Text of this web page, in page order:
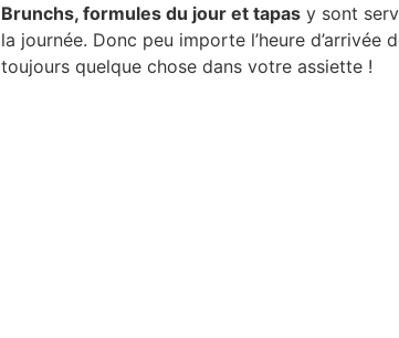
Brunchs, formules du jour et tapas y sont
la journée. Donc peu importe l’heure d’arrivée
toujours quelque chose dans votre assiette !